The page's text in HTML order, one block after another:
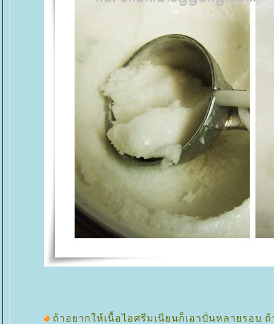
ถ้าอยากให้เนื้อไอศรีมเนียนก็เอาปั่นหลายรอบ